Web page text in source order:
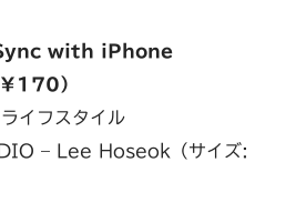
(Sync with iPhone
170）
イフスタイル
– Lee Hoseok（サイズ: